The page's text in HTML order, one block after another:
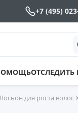
+7 (495)
ОТСЛЕДИТЬ
для роста волос